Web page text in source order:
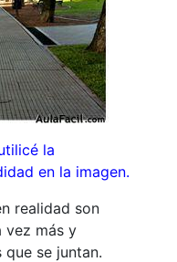
la
en la imagen.
realidad son
vez más y
se juntan.